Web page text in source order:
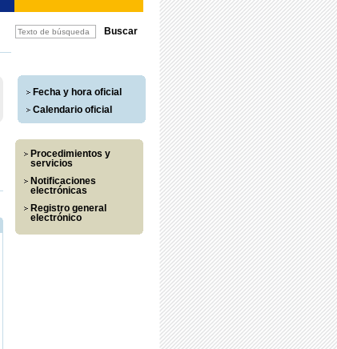
Fecha y hora oficial
Calendario oficial
Procedimientos y
servicios
Notificaciones
electrónicas
Registro general
electrónico